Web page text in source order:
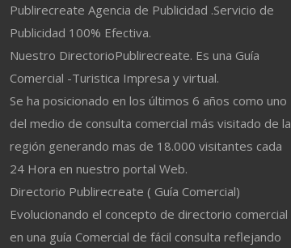
Publirecreate Agencia de Publicidad .Servicio de
Publicidad 100% Efectiva.
Nuestro DirectorioPublirecreate. Es una Guía
Comercial -Turistica Impresa y virtual.
Se ha posicionado en los últimos 6 años como uno
del medio de consulta comercial más visitado de la
región generando mas de 18.000 visitantes cada
24 Hora en nuestro portal Web.
Directorio Publirecreate ( Guía Comercial)
Evolucionando el concepto de directorio comercial
en una guía Comercial de fácil consulta reflejando